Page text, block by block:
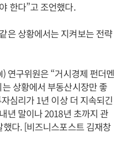
한다”고 조언했다.
은 상황에서는 지켜보는 전략
연구위원은 “거시경제 펀더멘
상황에서 부동산시장만 좋
심리가 1년 이상 더 지속되긴
년 말이나 2018년 초까지 관
다. [비즈니스포스트 김재창